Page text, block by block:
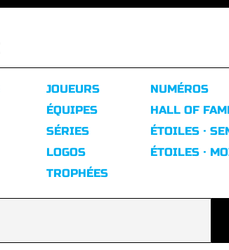
JOUEURS
ÉQUIPES
SÉRIES
LOGOS
TROPHÉES
NUMÉROS
HALL OF
ÉTOILES ·
ÉTOILES ·